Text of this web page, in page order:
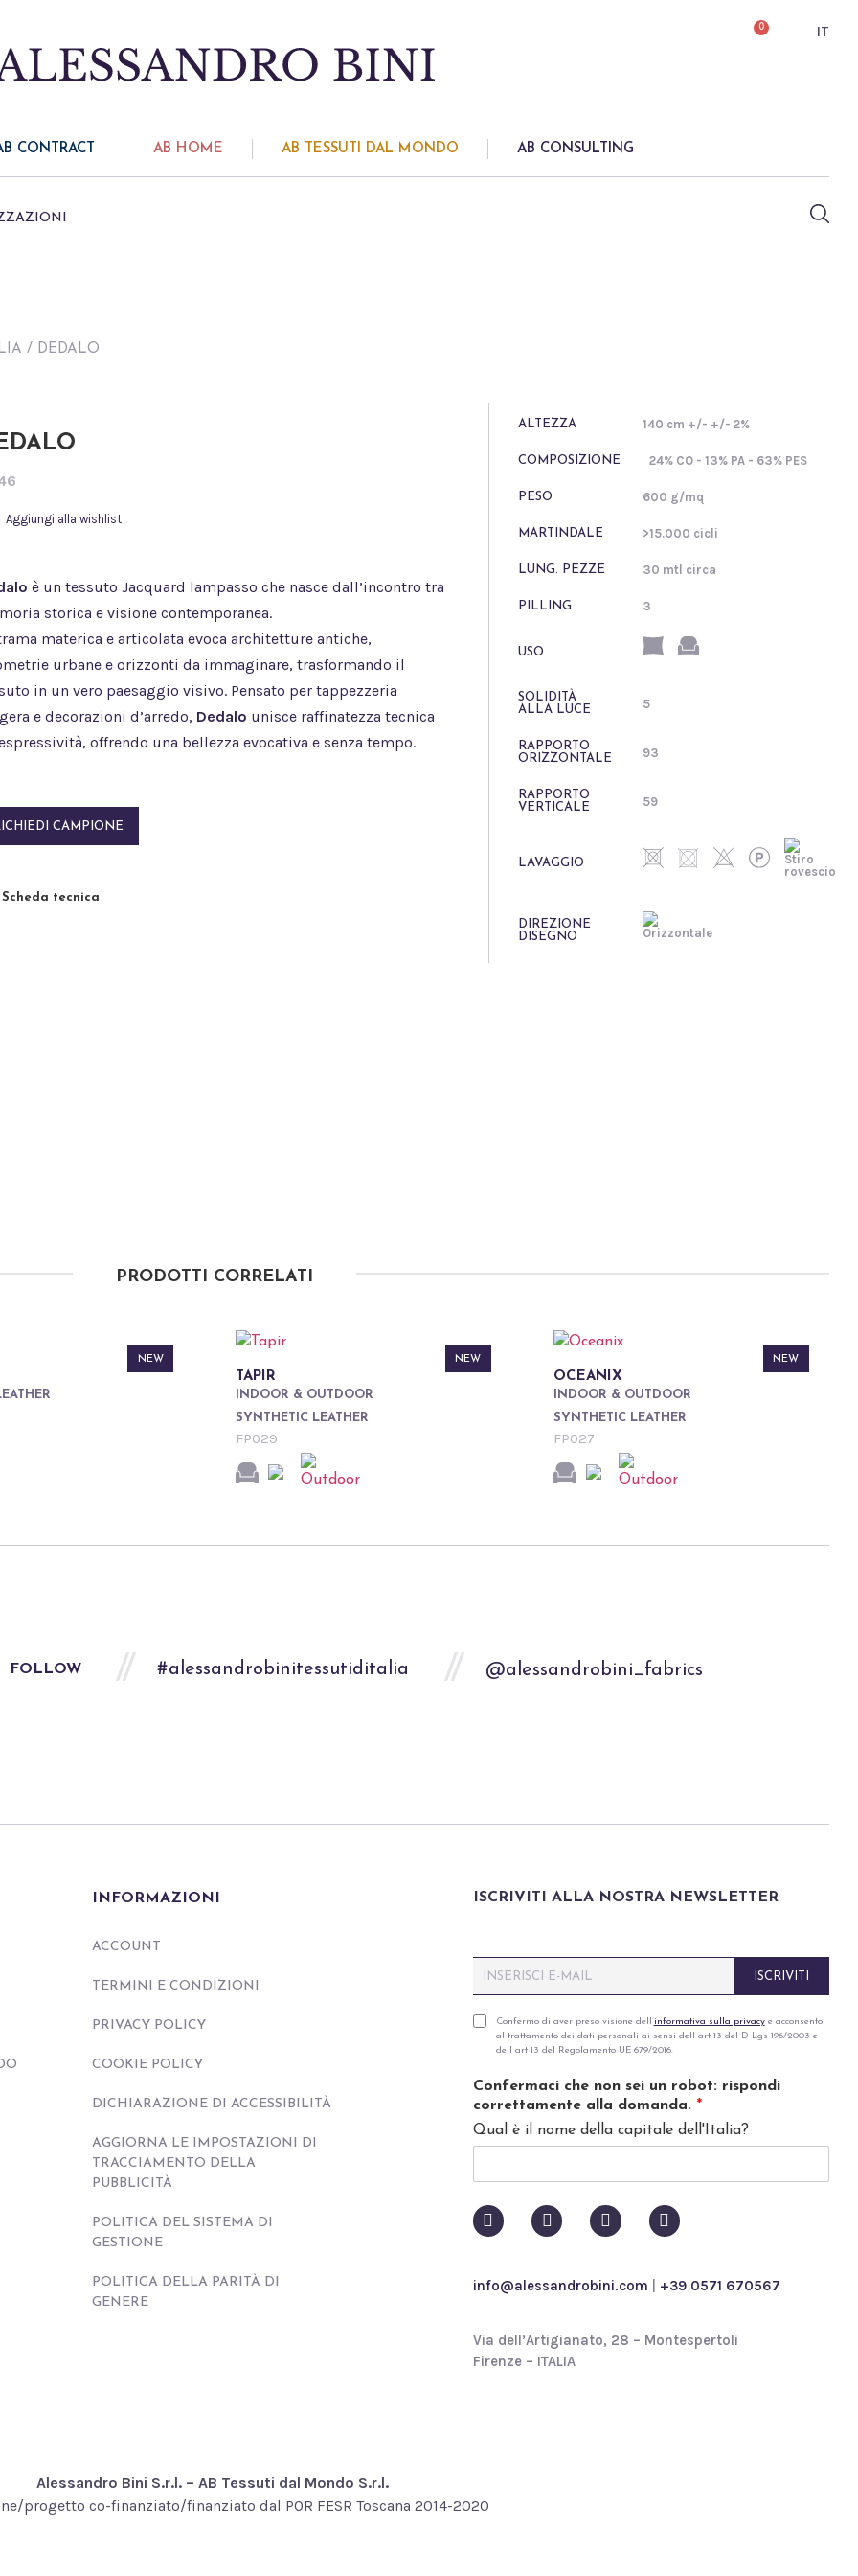
0 IT
CONTRACT AB HOME AB TESSUTI DAL MONDO AB CONSULTING
/ DEDALO
Aggiungi alla wishlist
è un tessuto Jacquard lampasso che nasce dall’incontro tra
storica e visione contemporanea.
materica e articolata evoca architetture antiche,
urbane e orizzonti da immaginare, trasformando il
in un vero paesaggio visivo. Pensato per tappezzeria
e decorazioni d’arredo, Dedalo unisce raffinatezza tecnica
offrendo una bellezza evocativa e senza tempo.
CAMPIONE
Scheda tecnica
ALTEZZA 140 cm +/- +/- 2%
COMPOSIZIONE 24% CO - 13% PA - 63% PES
PESO 600 g/mq
MARTINDALE >15.000 cicli
LUNG. PEZZE 30 mtl circa
PILLING 3
USO
SOLIDITÀ
ALLA LUCE
5
RAPPORTO
ORIZZONTALE
93
RAPPORTO
VERTICALE
59
LAVAGGIO
DIREZIONE
DISEGNO
PRODOTTI CORRELATI
NEW NEW
TAPIR
INDOOR & OUTDOOR
SYNTHETIC LEATHER
FP029
NEW
OCEANIX
INDOOR & OUTDOOR
SYNTHETIC LEATHER
FP027
FOLLOW #alessandrobinitessutiditalia @alessandrobini_fabrics
INFORMAZIONI
ACCOUNT
TERMINI E CONDIZIONI
PRIVACY POLICY
COOKIE POLICY
DICHIARAZIONE DI ACCESSIBILITÀ
AGGIORNA LE IMPOSTAZIONI DI
TRACCIAMENTO DELLA
PUBBLICITÀ
POLITICA DEL SISTEMA DI
GESTIONE
POLITICA DELLA PARITÀ DI
GENERE
ISCRIVITI ALLA NOSTRA NEWSLETTER
m
iP
v
a
c
y
i
c
Confermo di aver preso visione dell’informativa sulla privacye acconsento
al trattamento dei dati personali ai sensi dell art 13 del D Lgs 196/2003 e
dell art 13 del Regolamento UE 679/2016.
Confermaci che non sei un robot: rispondi
correttamente alla domanda. *
Qual è il nome della capitale dell'Italia?
ISCRIVITI
info@alessandrobini.com +39 0571 670567
Via dell’Artigianato, 28 – Montespertoli
Firenze – ITALIA
Alessandro Bini S.r.l. – AB Tessuti dal Mondo S.r.l.
progetto co-finanziato/finanziato dal POR FESR Toscana 2014-2020